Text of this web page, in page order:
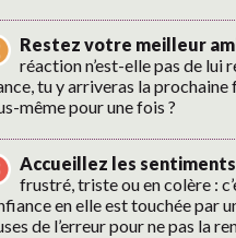
Restez votre meilleur
réaction n’est-elle pas de lui
tu y arriveras la
même pour une fois ?
Accueillez les
frustré, triste ou en colère :
en elle est touchée par
de l’erreur pour ne pas la